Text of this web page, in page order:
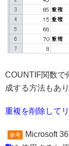
COUNTIF関数で
成する方法もあり
重複を削除して
参考 Microsoft